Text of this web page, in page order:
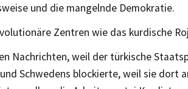
und die mangelnde Demokratie.
Zentren wie das kurdische
Nachrichten, weil der türkische
Schwedens blockierte, weil sie dort